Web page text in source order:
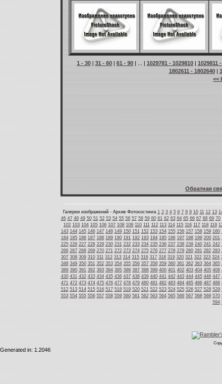
1 - 30 | 31 - 60 | 61 - 90 | ... | 1029781 - 1029810 | 1029811
1802611 - 1802640|
<<
Обратная
Галереи изображений - Архив Фотохостинга 1 2 3 4 5 6 7 8 9 10 11 12 13
46 47 48 49 50 51 52 53 54 55 56 57 58 59 60 61 62 63 64 65 66 67 68 69 70
102 103 104 105 106 107 108 109 110 111 112 113 114 115 116 117 118 119
143 144 145 146 147 148 149 150 151 152 153 154 155 156 157 158 159 160
184 185 186 187 188 189 190 191 192 193 194 195 196 197 198 199 200 201
225 226 227 228 229 230 231 232 233 234 235 236 237 238 239 240 241 242
266 267 268 269 270 271 272 273 274 275 276 277 278 279 280 281 282 283
307 308 309 310 311 312 313 314 315 316 317 318 319 320 321 322 323 324
348 349 350 351 352 353 354 355 356 357 358 359 360 361 362 363 364 365
389 390 391 392 393 394 395 396 397 398 399 400 401 402 403 404 405 406
430 431 432 433 434 435 436 437 438 439 440 441 442 443 444 445 446 447
471 472 473 474 475 476 477 478 479 480 481 482 483 484 485 486 487 488
512 513 514 515 516 517 518 519 520 521 522 523 524 525 526 527 528 529
553 554 555 556 557 558 559 560 561 562 563 564 565 566 567 568 569 570
594
Generated in: 1.2046